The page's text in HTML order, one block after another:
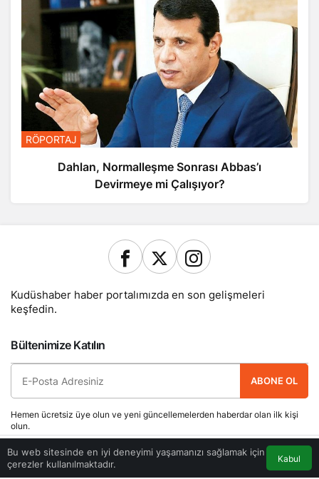
RÖPORTAJ
Dahlan, Normalleşme Sonrası Abbas’ı
Devirmeye mi Çalışıyor?
Bu web sitesinde en iyi deneyimi yaşamanızı sağlamak için
çerezler kullanılmaktadır.
Kabul
Kudüshaber haber portalımızda en son gelişmeleri
keşfedin.
Bültenimize Katılın
ABONE OL
Hemen ücretsiz üye olun ve yeni güncellemelerden haberdar olan ilk kişi
olun.
Yazarlarımız Künye Hesabım Gizlilik politikası
İletişim
Anasayfa Akış Trafik